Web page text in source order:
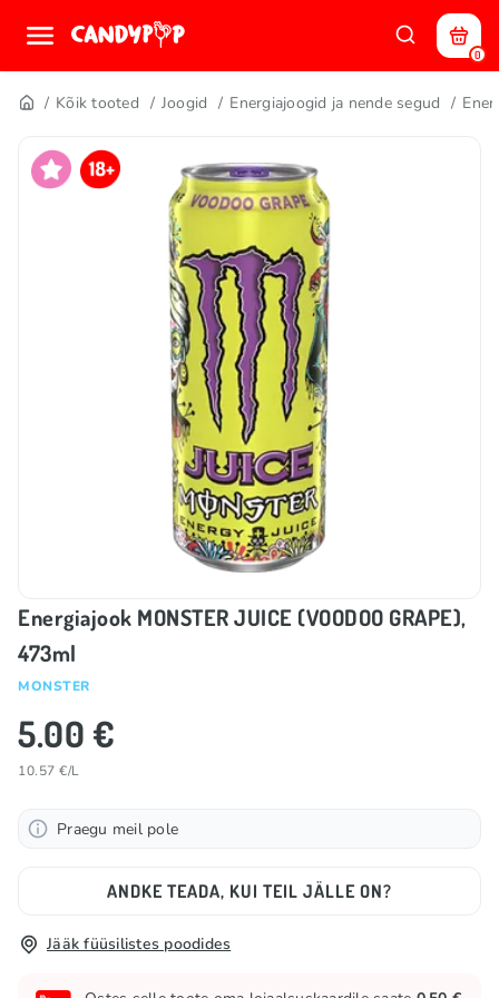
0
Kõik tooted Joogid Energiajoogid ja nende segud
Energiajook MONSTER JUICE (VOODOO GRAPE),
473ml
MONSTER
5.00 €
10.57 €/L
Praegu meil pole
ANDKE TEADA, KUI TEIL JÄLLE ON?
Jääk füüsilistes poodides